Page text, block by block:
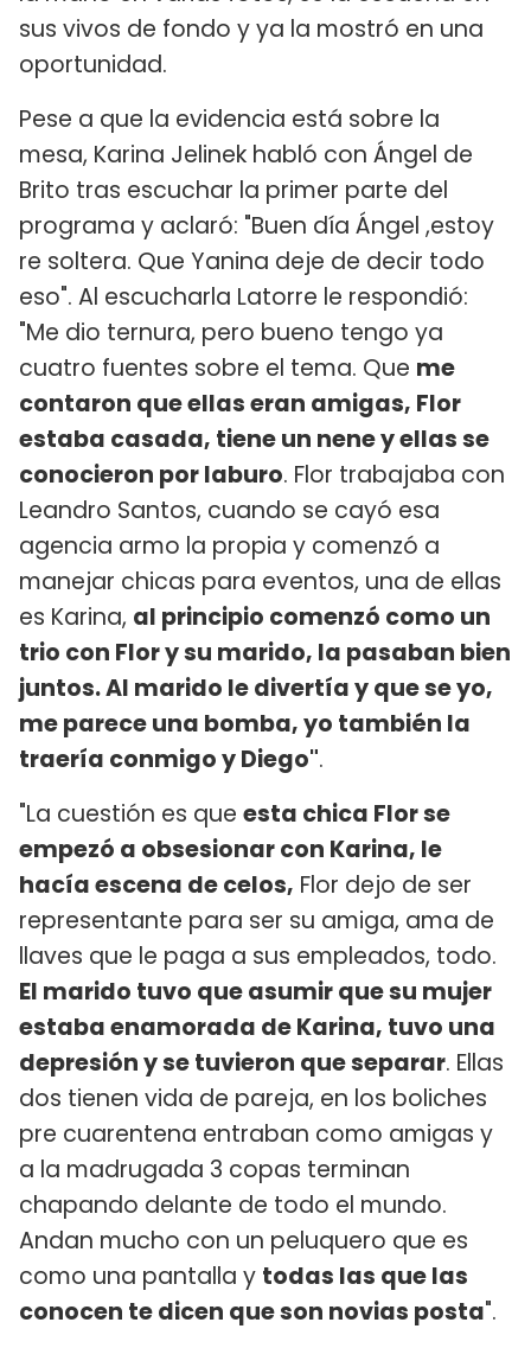
sus vivos de fondo y ya la mostró en una
oportunidad.
Pese a que la evidencia está sobre la
mesa, Karina Jelinek habló con Ángel de
Brito tras escuchar la primer parte del
programa y aclaró: "Buen día Ángel ,estoy
re soltera. Que Yanina deje de decir todo
eso". Al escucharla Latorre le respondió:
"Me dio ternura, pero bueno tengo ya
cuatro fuentes sobre el tema. Que me
contaron que ellas eran amigas, Flor
estaba casada, tiene un nene y ellas se
conocieron por laburo. Flor trabajaba con
Leandro Santos, cuando se cayó esa
agencia armo la propia y comenzó a
manejar chicas para eventos, una de ellas
es Karina, al principio comenzó como un
trio con Flor y su marido, la pasaban bien
juntos. Al marido le divertía y que se yo,
me parece una bomba, yo también la
traería conmigo y Diego".
"La cuestión es que esta chica Flor se
empezó a obsesionar con Karina, le
hacía escena de celos, Flor dejo de ser
representante para ser su amiga, ama de
llaves que le paga a sus empleados, todo.
El marido tuvo que asumir que su mujer
estaba enamorada de Karina, tuvo una
depresión y se tuvieron que separar. Ellas
dos tienen vida de pareja, en los boliches
pre cuarentena entraban como amigas y
a la madrugada 3 copas terminan
chapando delante de todo el mundo.
Andan mucho con un peluquero que es
como una pantalla y todas las que las
conocen te dicen que son novias posta".